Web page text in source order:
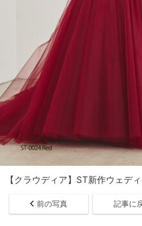
【クラウディア】ST新作ウェデ
前の写真 記事に